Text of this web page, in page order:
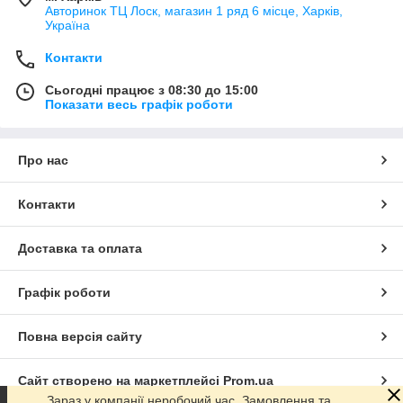
Авторинок ТЦ Лоск, магазин 1 ряд 6 місце, Харків,
Україна
Контакти
Сьогодні працює з 08:30 до 15:00
Показати весь графік роботи
Про нас
Контакти
Доставка та оплата
Графік роботи
Повна версія сайту
Сайт створено на маркетплейсі Prom.ua